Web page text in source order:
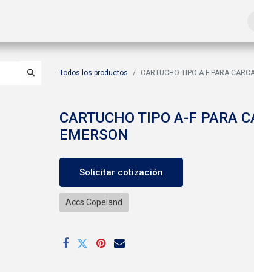
Todos los productos CARTUCHO TIPO A-F PARA
CARTUCHO TIPO A-F PARA
EMERSON
Solicitar cotización
Accs Copeland